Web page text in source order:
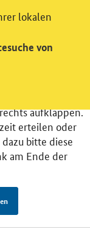
Energie
Einwilligung für
Wir
um
Zusätzlich
aufklappen.
erteilen oder
bitte diese
am Ende der
lokalen
von